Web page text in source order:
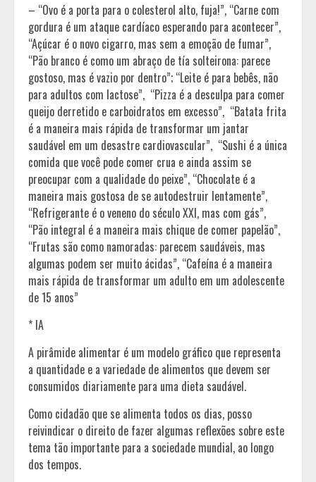
– “Ovo é a porta para o colesterol alto, fuja!”, “Carne com
gordura é um ataque cardíaco esperando para acontecer”,
“Açúcar é o novo cigarro, mas sem a emoção de fumar”,
“Pão branco é como um abraço de tía solteirona: parece
gostoso, mas é vazio por dentro”; “Leite é para bebês, não
para adultos com lactose”, “Pizza é a desculpa para comer
queijo derretido e carboidratos em excesso”, “Batata frita
é a maneira mais rápida de transformar um jantar
saudável em um desastre cardiovascular”, “Sushi é a única
comida que você pode comer crua e ainda assim se
preocupar com a qualidade do peixe”, “Chocolate é a
maneira mais gostosa de se autodestruir lentamente”,
“Refrigerante é o veneno do século XXI, mas com gás”,
“Pão integral é a maneira mais chique de comer papelão”,
“Frutas são como namoradas: parecem saudáveis, mas
algumas podem ser muito ácidas”, “Cafeína é a maneira
mais rápida de transformar um adulto em um adolescente
de 15 anos”
* IA
A pirâmide alimentar é um modelo gráfico que representa
a quantidade e a variedade de alimentos que devem ser
consumidos diariamente para uma dieta saudável.
Como cidadão que se alimenta todos os dias, posso
reivindicar o direito de fazer algumas reflexões sobre este
tema tão importante para a sociedade mundial, ao longo
dos tempos.